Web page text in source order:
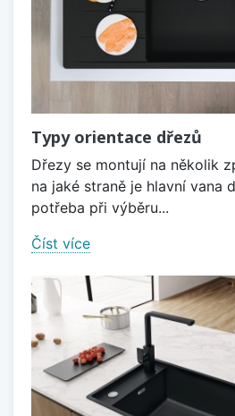
Typy orientace dřezů
Dřezy se montují na několik
na jaké straně je hlavní vana
potřeba při výběru...
Číst více